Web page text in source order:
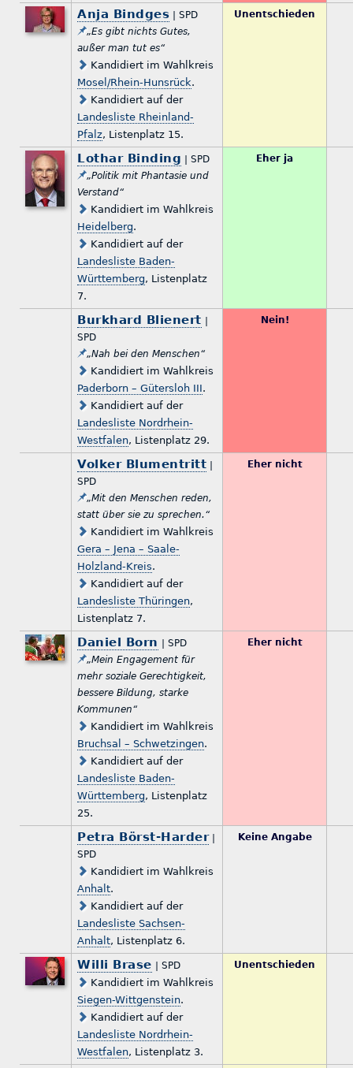
Anja Bindges | SPD
„Es gibt nichts Gutes,
außer man tut es“
Kandidiert im Wahlkreis
Mosel/Rhein-Hunsrück.
Kandidiert auf der
Landesliste Rheinland-
Pfalz, Listenplatz 15.
Unentschieden
Lothar Binding | SPD
„Politik mit Phantasie und
Verstand“
Kandidiert im Wahlkreis
Heidelberg.
Kandidiert auf der
Landesliste Baden-
Württemberg, Listenplatz
7.
Eher ja
Burkhard Blienert
SPD
„Nah bei den Menschen“
Kandidiert im Wahlkreis
Paderborn – Gütersloh III.
Kandidiert auf der
Landesliste Nordrhein-
Westfalen, Listenplatz 29.
Nein!
Volker Blumentritt
SPD
„Mit den Menschen reden,
statt über sie zu sprechen.“
Kandidiert im Wahlkreis
Gera – Jena – Saale-
Holzland-Kreis.
Kandidiert auf der
Landesliste Thüringen,
Listenplatz 7.
Eher nicht
Daniel Born
| SPD
„Mein Engagement für
mehr soziale Gerechtigkeit,
bessere Bildung, starke
Kommunen“
Kandidiert im Wahlkreis
Bruchsal – Schwetzingen.
Kandidiert auf der
Landesliste Baden-
Württemberg, Listenplatz
25.
Eher nicht
Petra Börst-Harder|
SPD
Kandidiert im Wahlkreis
Anhalt.
Kandidiert auf der
Landesliste Sachsen-
Anhalt, Listenplatz 6.
Keine Angabe
Willi Brase | SPD
Kandidiert im Wahlkreis
Siegen-Wittgenstein.
Kandidiert auf der
Landesliste Nordrhein-
Westfalen, Listenplatz 3.
Unentschieden